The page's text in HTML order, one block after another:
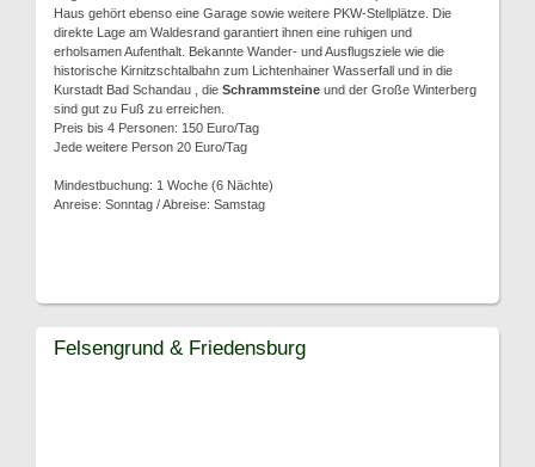
Haus gehört ebenso eine Garage sowie weitere PKW-Stellplätze. Die
direkte Lage am Waldesrand garantiert ihnen eine ruhigen und
erholsamen Aufenthalt. Bekannte Wander- und Ausflugsziele wie die
historische Kirnitzschtalbahn zum Lichtenhainer Wasserfall und in die
Kurstadt Bad Schandau , die Schrammsteine und der Große Winterberg
sind gut zu Fuß zu erreichen.
Preis bis 4 Personen: 150 Euro/Tag
Jede weitere Person 20 Euro/Tag
Mindestbuchung: 1 Woche (6 Nächte)
Anreise: Sonntag / Abreise: Samstag
Felsengrund & Friedensburg